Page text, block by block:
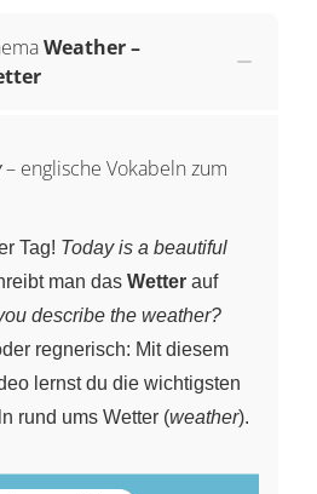
Weather –
– englische Vokabeln zum
Tag! Today is a beautiful
man das Wetter auf
describe the weather?
regnerisch: Mit diesem
lernst du die wichtigsten
rund ums Wetter (weather).